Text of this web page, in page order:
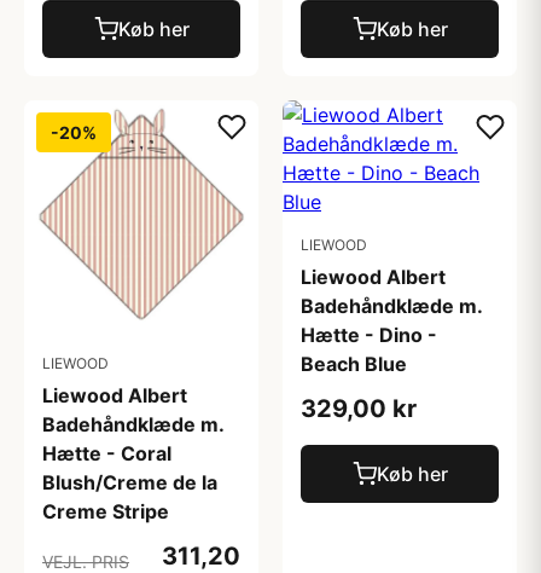
Køb her Køb her
-20%
LIEWOOD
Liewood Albert
Badehåndklæde m.
Hætte - Coral
Blush/Creme de la
Creme Stripe
VEJL. PRIS
311,20
LIEWOOD
Liewood Albert
Badehåndklæde m.
Hætte - Dino -
Beach Blue
329,00 kr
Køb her